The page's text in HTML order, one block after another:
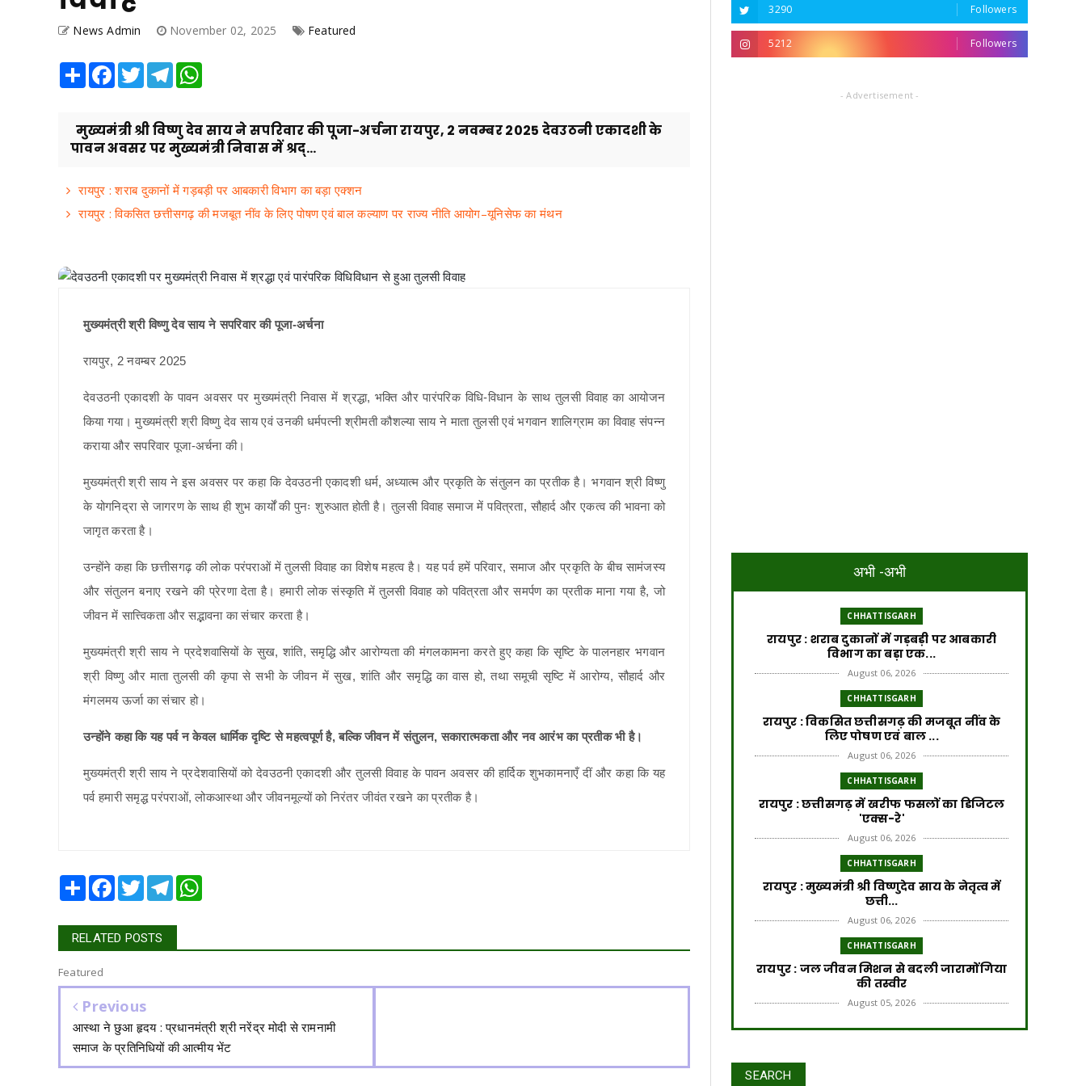
News Admin November 02, 2025 Featured
Share Facebook
TwitterTelegram
मुख्यमंत्री श्री विष्णु देव साय ने सपरिवार की पूजा-अर्चना रायपुर, 2 नवम्बर 2025 देवउठनी एकादशी के
पावन अवसर पर मुख्यमंत्री निवास में श्रद्...
रायपुर : शराब दुकानों में गड़बड़ी पर आबकारी विभाग का बड़ा एक्शन
रायपुर : विकसित छत्तीसगढ़ की मजबूत नींव के लिए पोषण एवं बाल कल्याण पर राज्य नीति आयोग–यूनिसेफ का मंथन
मुख्यमंत्री श्री विष्णु देव साय ने सपरिवार की पूजा-अर्चना
रायपुर, 2 नवम्बर 2025
देवउठनी एकादशी के पावन अवसर पर मुख्यमंत्री निवास में श्रद्धा, भक्ति और पारंपरिक विधि-विधान के साथ तुलसी विवाह का आयोजन
किया गया। मुख्यमंत्री श्री विष्णु देव साय एवं उनकी धर्मपत्नी श्रीमती कौशल्या साय ने माता तुलसी एवं भगवान शालिग्राम का विवाह संपन्न
कराया और सपरिवार पूजा-अर्चना की।
मुख्यमंत्री श्री साय ने इस अवसर पर कहा कि देवउठनी एकादशी धर्म, अध्यात्म और प्रकृति के संतुलन का प्रतीक है। भगवान श्री विष्णु
के योगनिद्रा से जागरण के साथ ही शुभ कार्यों की पुनः शुरुआत होती है। तुलसी विवाह समाज में पवित्रता, सौहार्द और एकत्व की भावना को
जागृत करता है।
उन्होंने कहा कि छत्तीसगढ़ की लोक परंपराओं में तुलसी विवाह का विशेष महत्व है। यह पर्व हमें परिवार, समाज और प्रकृति के बीच सामंजस्य
और संतुलन बनाए रखने की प्रेरणा देता है। हमारी लोक संस्कृति में तुलसी विवाह को पवित्रता और समर्पण का प्रतीक माना गया है, जो
जीवन में सात्त्विकता और सद्भावना का संचार करता है।
मुख्यमंत्री श्री साय ने प्रदेशवासियों के सुख, शांति, समृद्धि और आरोग्यता की मंगलकामना करते हुए कहा कि सृष्टि के पालनहार भगवान
श्री विष्णु और माता तुलसी की कृपा से सभी के जीवन में सुख, शांति और समृद्धि का वास हो, तथा समूची सृष्टि में आरोग्य, सौहार्द और
मंगलमय ऊर्जा का संचार हो।
उन्होंने कहा कि यह पर्व न केवल धार्मिक दृष्टि से महत्वपूर्ण है, बल्कि जीवन में संतुलन, सकारात्मकता और नव आरंभ का प्रतीक भी है।
मुख्यमंत्री श्री साय ने प्रदेशवासियों को देवउठनी एकादशी और तुलसी विवाह के पावन अवसर की हार्दिक शुभकामनाएँ दीं और कहा कि यह
पर्व हमारी समृद्ध परंपराओं, लोकआस्था और जीवनमूल्यों को निरंतर जीवंत रखने का प्रतीक है।
Share Facebook
TwitterTelegram
RELATED POSTS
Featured
Previous
आस्था ने छुआ हृदय : प्रधानमंत्री श्री नरेंद्र मोदी से रामनामी
समाज के प्रतिनिधियों की आत्मीय भेंट
3290 Followers
5212 Followers
- Advertisement -
अभी -अभी
CHHATTISGARH
रायपुर : शराब दुकानों में गड़बड़ी पर आबकारी
विभाग का बड़ा एक...
August 06, 2026
CHHATTISGARH
रायपुर : विकसित छत्तीसगढ़ की मजबूत नींव के
लिए पोषण एवं बाल ...
August 06, 2026
CHHATTISGARH
​रायपुर : ​छत्तीसगढ़ में खरीफ फसलों का डिजिटल
'एक्स-रे'
August 06, 2026
CHHATTISGARH
रायपुर : मुख्यमंत्री श्री विष्णुदेव साय के नेतृत्व में
छत्ती...
August 06, 2026
CHHATTISGARH
रायपुर : जल जीवन मिशन से बदली जारामोंगिया
की तस्वीर
August 05, 2026
CHHATTISGARH
SEARCH